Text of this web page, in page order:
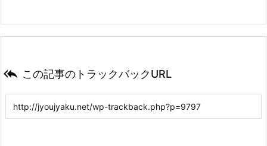
 この記事のトラックバックURL